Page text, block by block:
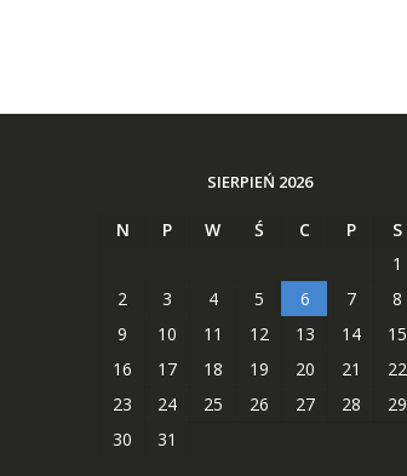
SIERPIEŃ 2026
N P W Ś C P
S
1
2
3 4 5 6 7
8
9
10 11 12 13 14
15
16
17 18 19 20 21
22
23
24 25 26 27 28
29
30
31